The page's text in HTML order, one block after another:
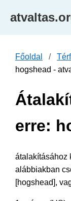
Főoldal
hogshead -
erre:
átalakításához
alábbiakban
[hogshead],